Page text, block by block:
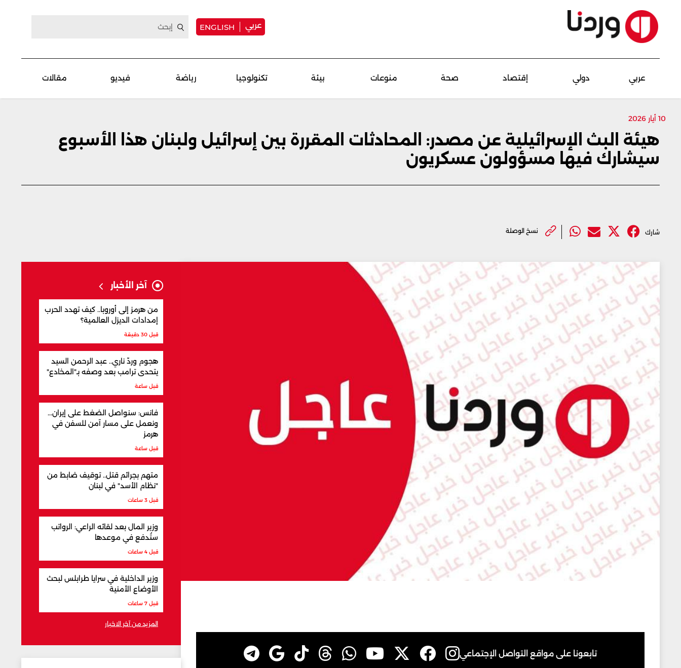
عربي ENGLISH
عربي دولي إقتصاد صحة منوعات بيئة تكنولوجيا رياضة فيديو مقالات
10 أيار 2026
هيئة البث الإسرائيلية عن مصدر: المحادثات المقررة بين إسرائيل ولبنان هذا الأسبوع
سيشارك فيها مسؤولون عسكريون
شارك نسخ الوصلة
تابعونا على مواقع التواصل الإجتماعي
آخر الأخبار
من هرمز إلى أوروبا.. كيف تهدد الحرب
إمدادات الديزل العالمية؟
قبل 30 دقيقة
هجوم وردّ ناري.. عبد الرحمن السيد
يتحدى ترامب بعد وصفه بـ"المخادع"
قبل ساعة
فانس: سنواصل الضغط على إيران...
ونعمل على مسار آمن للسفن في
هرمز
قبل ساعة
متهم بجرائم قتل.. توقيف ضابط من
"نظام الأسد" في لبنان
قبل 3 ساعات
وزير المال بعد لقائه الراعي: الرواتب
ستُدفع في موعدها
قبل 4 ساعات
وزير الداخلية في سرايا طرابلس لبحث
الأوضاع الأمنية
قبل 7 ساعات
المزيد من آخر الاخبار